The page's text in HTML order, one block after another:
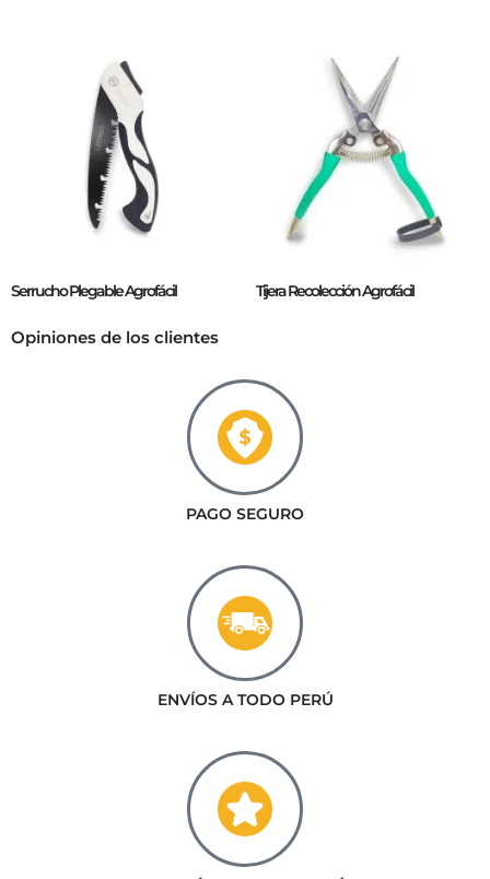
Serrucho Plegable Agrofácil Tijera Recolección Agrofácil
Opiniones de los clientes
PAGO SEGURO
ENVÍOS A TODO PERÚ